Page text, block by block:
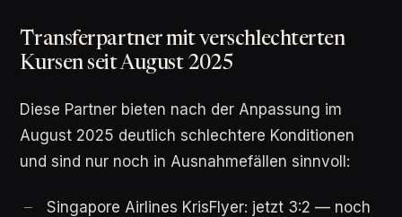
Transferpartner mit verschlechterten
Kursen seit August 2025
Diese Partner bieten nach der Anpassung im
August 2025 deutlich schlechtere Konditionen
und sind nur noch in Ausnahmefällen sinnvoll:
Singapore Airlines KrisFlyer: jetzt 3:2 — noch